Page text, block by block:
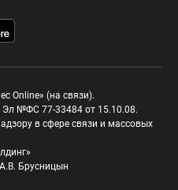
Online» (на связи).
Эл №ФС 77-33484 от 15.10.08.
в сфере связи и массовых
Брусницын